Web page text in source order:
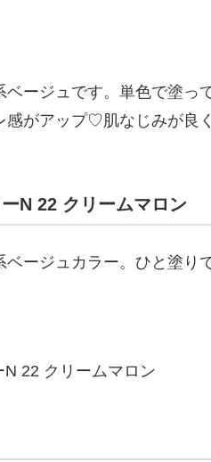
ージュです。単色で塗っ
感がアップ♡肌なじみが良
N 22 クリームマロン
ージュカラー。ひと塗り